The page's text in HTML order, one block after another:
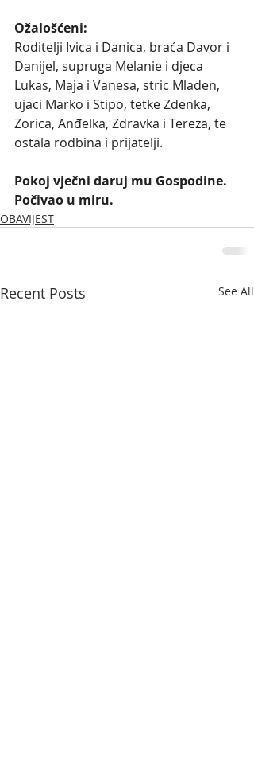
Ožalošćeni:
Roditelji Ivica i Danica, braća Davor i
Danijel, supruga Melanie i djeca
Lukas, Maja i Vanesa, stric Mladen,
ujaci Marko i Stipo, tetke Zdenka,
Zorica, Anđelka, Zdravka i Tereza, te
ostala rodbina i prijatelji.
Pokoj vječni daruj mu Gospodine.
Počivao u miru.
OBAVIJEST
Recent Posts See All